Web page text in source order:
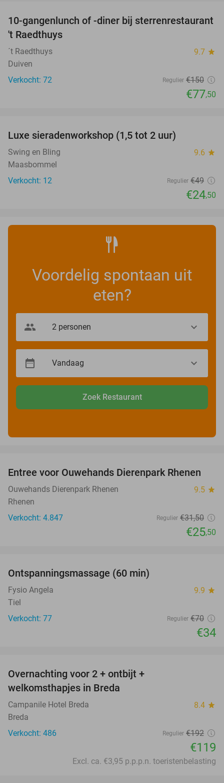
48%
NEW
TODAY
10-gangenlunch of -diner bij sterrenrestaurant
't Raedthuys
´t Raedthuys 9.7 star
Duiven
Verkocht: 72
Regulier €150
€77,50
TODAY
Luxe sieradenworkshop (1,5 tot 2 uur)
Swing en Bling 9.6 star
Maasbommel
Verkocht: 12
Regulier €49
€24,50
Voordelig spontaan uit
eten?
Zoek Restaurant
19%
Entree voor Ouwehands Dierenpark Rhenen
Ouwehands Dierenpark Rhenen 9.5 star
Rhenen
Verkocht: 4.847
Regulier €31,50
€25,50
Ontspanningsmassage (60 min)
Fysio Angela 9.9 star
Tiel
Verkocht: 77
Regulier €70
€34
Overnachting voor 2 + ontbijt +
welkomsthapjes in Breda
Campanile Hotel Breda 8.4 star
Breda
Verkocht: 486
Regulier €192
€119
Excl. ca. €3,95 p.p.p.n. toeristenbelasting